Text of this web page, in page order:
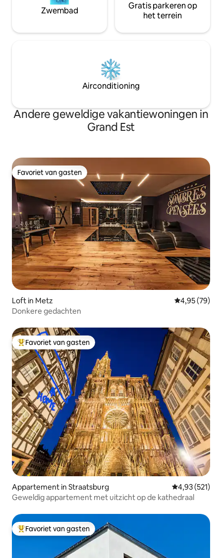
Zwembad
Gratis parkeren op
het terrein
Airconditioning
Andere geweldige vakantiewoningen in
Grand Est
Favoriet van gasten
Favoriet van gasten
Loft in Metz Gemiddelde
4,95 (79)
Donkere gedachten
Topfavoriet van gasten
Favoriet van gasten
Appartement in Straatsburg Gemiddelde
4,93 (521)
Geweldig appartement met uitzicht op de kathedraal
Topfavoriet van gasten
Favoriet van gasten